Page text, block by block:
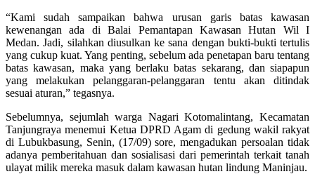
“Kami sudah sampaikan bahwa urusan garis batas kawasan
kewenangan ada di Balai Pemantapan Kawasan Hutan Wil I
Medan. Jadi, silahkan diusulkan ke sana dengan bukti-bukti tertulis
yang cukup kuat. Yang penting, sebelum ada penetapan baru tentang
batas kawasan, maka yang berlaku batas sekarang, dan siapapun
yang melakukan pelanggaran-pelanggaran tentu akan ditindak
sesuai aturan,” tegasnya.
Sebelumnya, sejumlah warga Nagari Kotomalintang, Kecamatan
Tanjungraya menemui Ketua DPRD Agam di gedung wakil rakyat
di Lubukbasung, Senin, (17/09) sore, mengadukan persoalan tidak
adanya pemberitahuan dan sosialisasi dari pemerintah terkait tanah
ulayat milik mereka masuk dalam kawasan hutan lindung Maninjau.